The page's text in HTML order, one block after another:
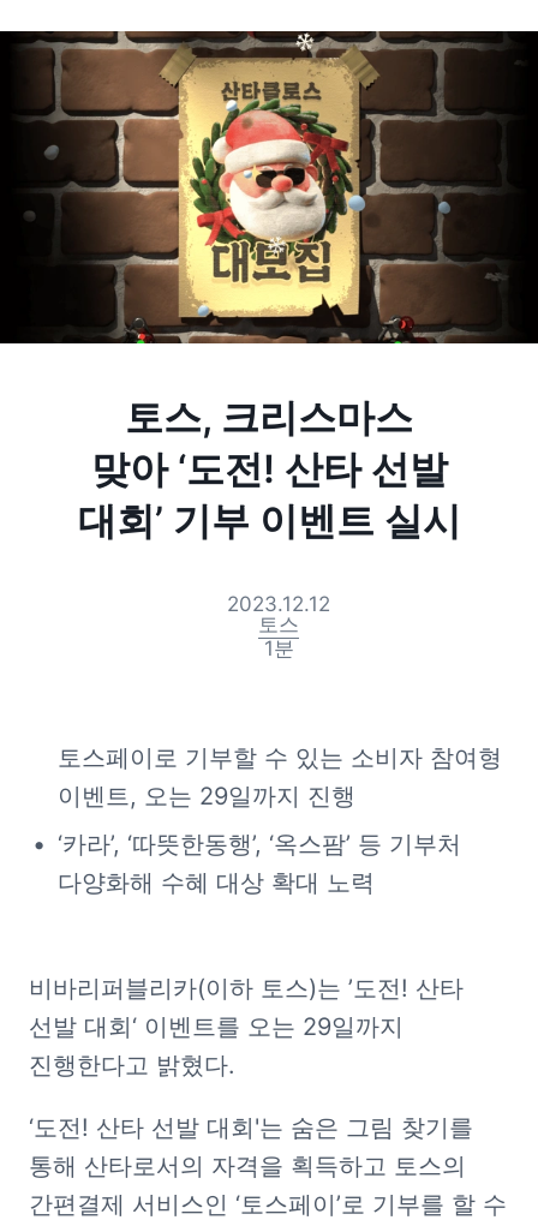
토스, 크리스마스
맞아 ‘도전! 산타 선발
대회’ 기부 이벤트 실시
2023.12.12
토스
1분
토스페이로 기부할 수 있는 소비자 참여형
이벤트, 오는 29일까지 진행
‘카라’, ‘따뜻한동행’, ‘옥스팜’ 등 기부처
다양화해 수혜 대상 확대 노력
비바리퍼블리카(이하 토스)는 ’도전! 산타
선발 대회‘ 이벤트를 오는 29일까지
진행한다고 밝혔다.
‘도전! 산타 선발 대회'는 숨은 그림 찾기를
통해 산타로서의 자격을 획득하고 토스의
간편결제 서비스인 ‘토스페이’로 기부를 할 수